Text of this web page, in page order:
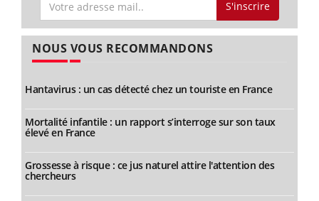
S'inscrire
NOUS VOUS RECOMMANDONS
Hantavirus : un cas détecté chez un touriste en France
Mortalité infantile : un rapport s’interroge sur son taux
élevé en France
Grossesse à risque : ce jus naturel attire l'attention des
chercheurs